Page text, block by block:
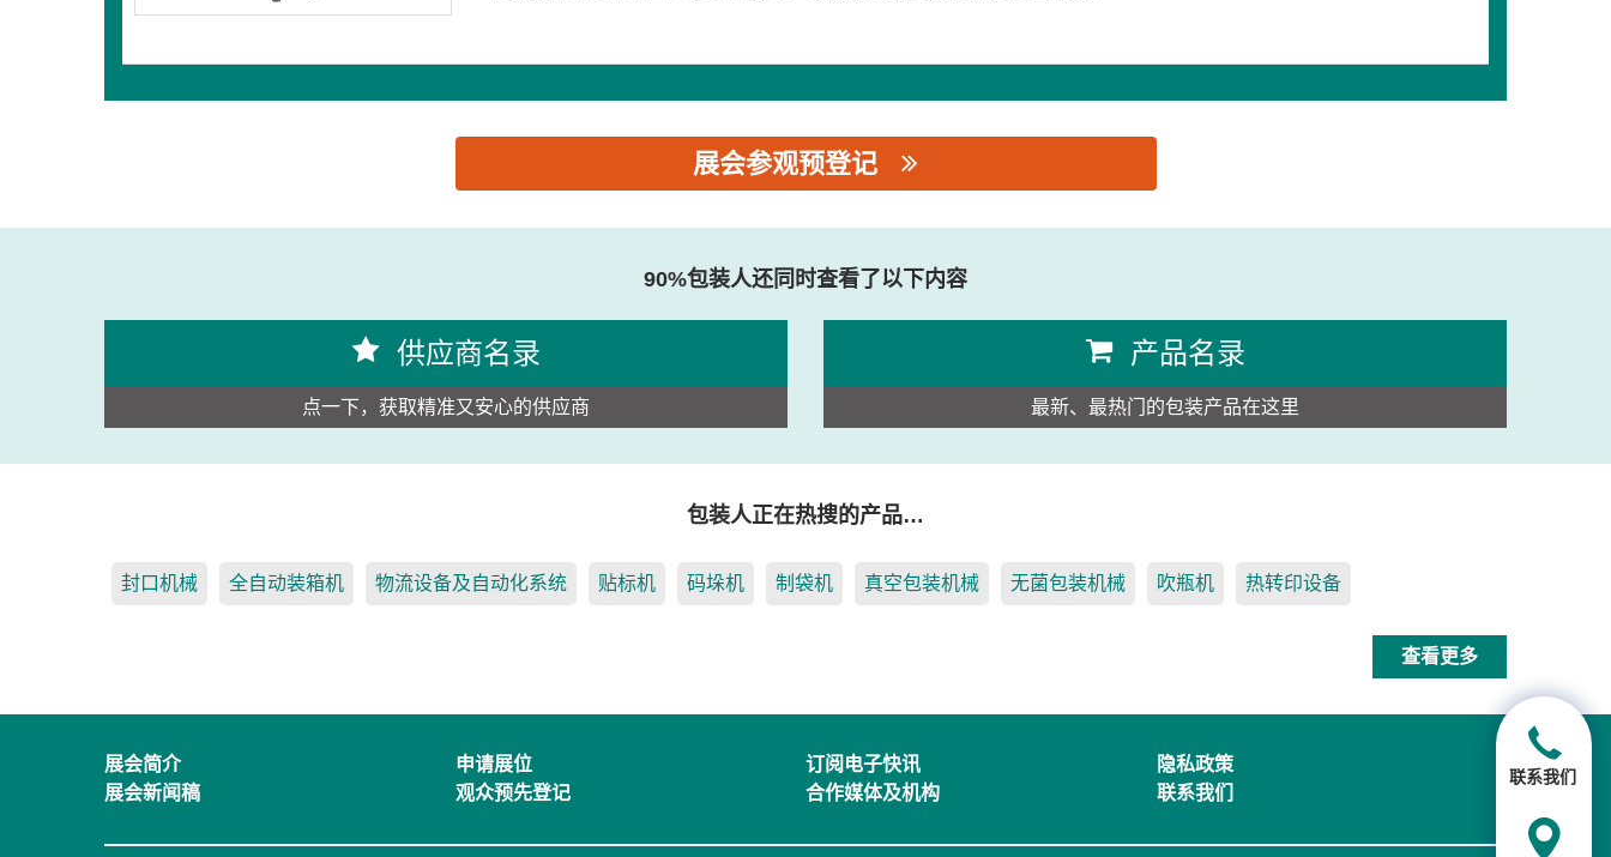
展会参观预登记
90%包装人还同时查看了以下内容
供应商名录
点一下，获取精准又安心的供应商
产品名录
最新、最热门的包装产品在这里
包装人正在热搜的产品…
封口机械 全自动装箱机 物流设备及自动化系统 贴标机 码垛机 制袋机 真空包装机械 无菌包装机械 吹瓶机 热转印设备
查看更多
展会简介
展会新闻稿
申请展位
观众预先登记
订阅电子快讯
合作媒体及机构
隐私政策
联系我们
联系我们